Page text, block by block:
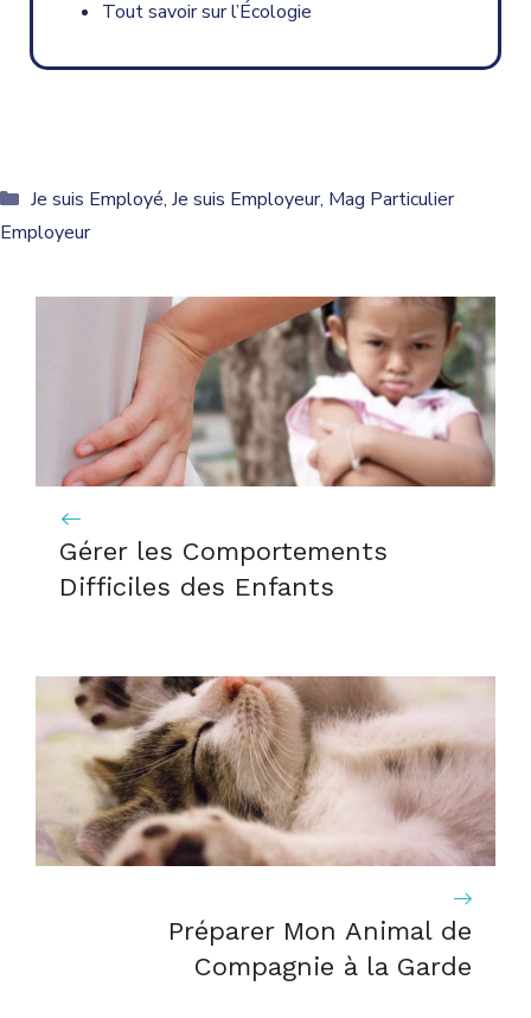
Tout savoir sur l’Écologie
Catégories
Je suis Employé, Je suis Employeur, Mag Particulier
Employeur
Gérer les Comportements
Difficiles des Enfants
Préparer Mon Animal de
Compagnie à la Garde